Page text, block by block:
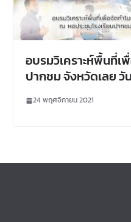
อบรมวิเคราะห์พื้นที่เ
ปากชม จังหวัดเลย
ปากชม จังหวัดเลย
24 พฤศจิกายน 2021